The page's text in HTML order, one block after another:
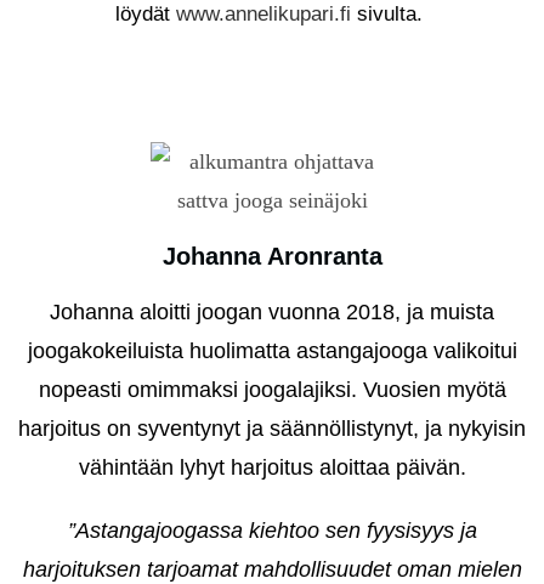
löydät www.annelikupari.fi sivulta.
Johanna Aronranta
Johanna aloitti joogan vuonna 2018, ja muista
joogakokeiluista huolimatta astangajooga valikoitui
nopeasti omimmaksi joogalajiksi. Vuosien myötä
harjoitus on syventynyt ja säännöllistynyt, ja nykyisin
vähintään lyhyt harjoitus aloittaa päivän.
”Astangajoogassa kiehtoo sen fyysisyys ja
harjoituksen tarjoamat mahdollisuudet oman mielen